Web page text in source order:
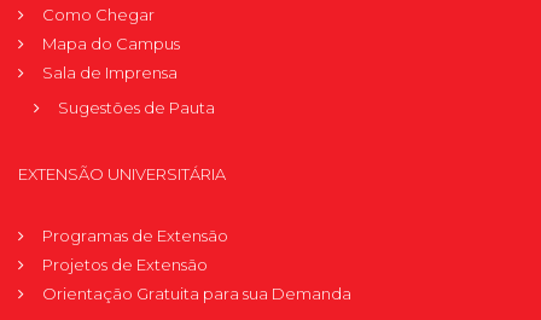
Como Chegar
Mapa do Campus
Sala de Imprensa
Sugestões de Pauta
EXTENSÃO UNIVERSITÁRIA
Programas de Extensão
Projetos de Extensão
Orientação Gratuita para sua Demanda